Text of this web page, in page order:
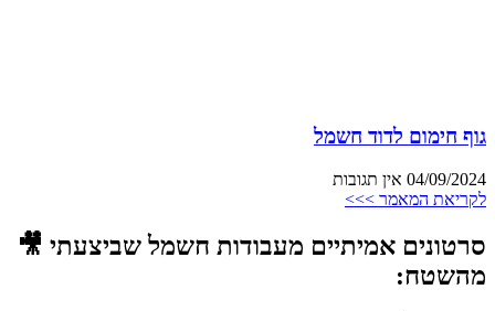
גוף חימום לדוד חשמל
04/09/2024 אין תגובות
לקריאת המאמר >>>
סרטונים אמיתיים מעבודות חשמל שביצעתי 🎥
מהשטח: